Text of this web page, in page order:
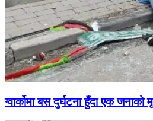
ग्वार्कोमा बस दुर्घटना हुँदा एक